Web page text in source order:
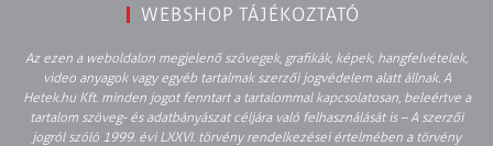
WEBSHOP TÁJÉKOZTATÓ
Az ezen a weboldalon megjelenő szövegek, grafikák, képek, hangfelvételek,
video anyagok vagy egyéb tartalmak szerzői jogvédelem alatt állnak. A
Hetek.hu Kft. minden jogot fenntart a tartalommal kapcsolatosan, beleértve a
tartalom szöveg- és adatbányászat céljára való felhasználását is – A szerzői
jogról szóló 1999. évi LXXVI. törvény rendelkezései értelmében a törvény